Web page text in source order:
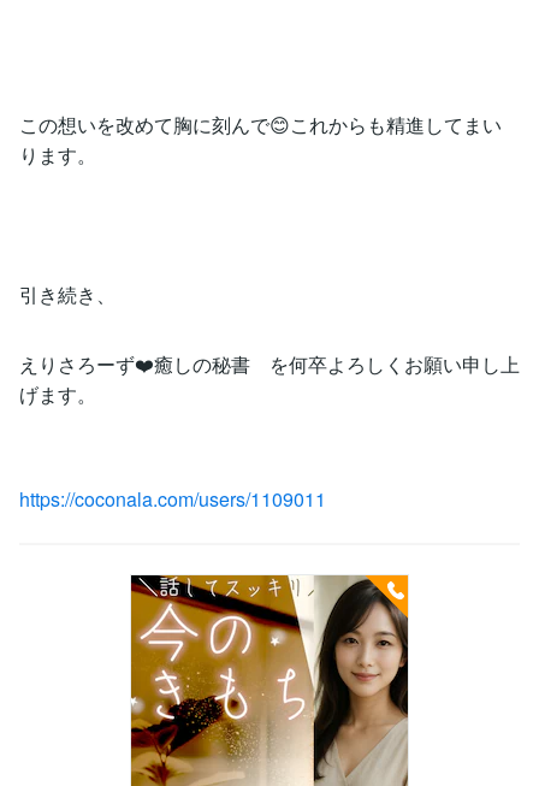
この想いを改めて胸に刻んで😊これからも精進してまい
ります。
引き続き、
えりさろーず❤️癒しの秘書 を何卒よろしくお願い申し上
げます。
https://coconala.com/users/1109011